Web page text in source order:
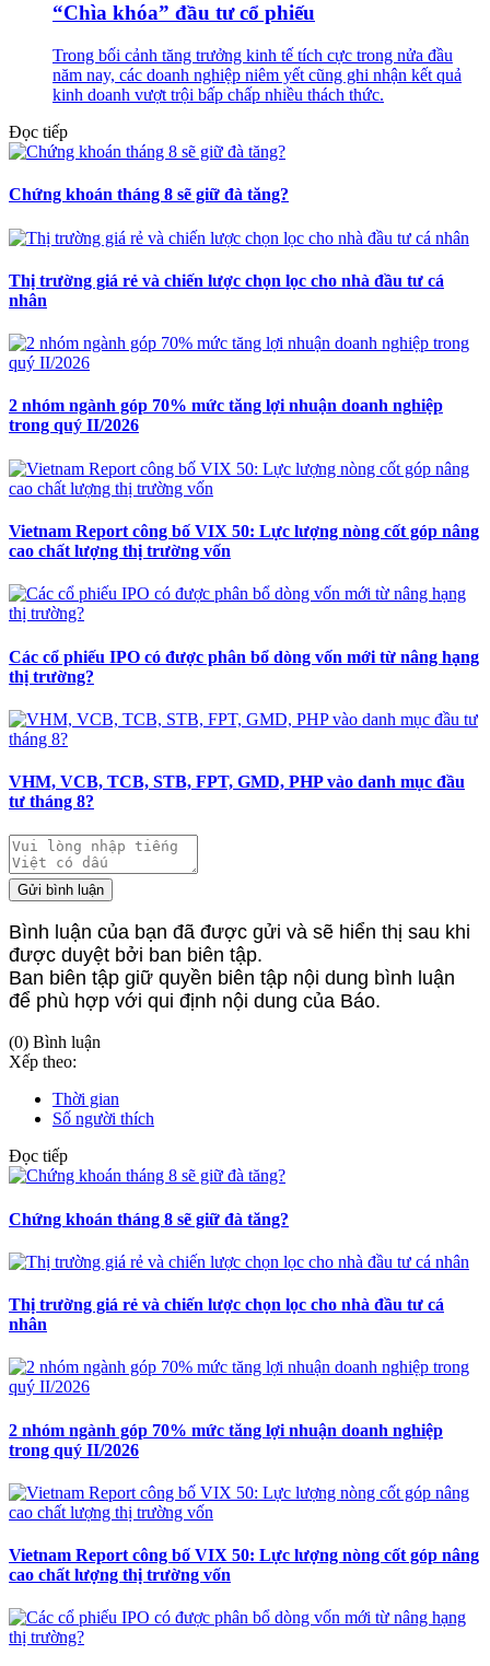
“Chìa khóa” đầu tư cổ phiếu
Trong bối cảnh tăng trưởng kinh tế tích cực trong nửa đầu
năm nay, các doanh nghiệp niêm yết cũng ghi nhận kết quả
kinh doanh vượt trội bấp chấp nhiều thách thức.
Đọc tiếp
Chứng khoán tháng 8 sẽ giữ đà tăng?
Thị trường giá rẻ và chiến lược chọn lọc cho nhà đầu tư cá
nhân
2 nhóm ngành góp 70% mức tăng lợi nhuận doanh nghiệp
trong quý II/2026
Vietnam Report công bố VIX 50: Lực lượng nòng cốt góp nâng
cao chất lượng thị trường vốn
Các cổ phiếu IPO có được phân bổ dòng vốn mới từ nâng hạng
thị trường?
VHM, VCB, TCB, STB, FPT, GMD, PHP vào danh mục đầu
tư tháng 8?
Gửi bình luận
Bình luận của bạn đã được gửi và sẽ hiển thị sau khi
được duyệt bởi ban biên tập.
Ban biên tập giữ quyền biên tập nội dung bình luận
để phù hợp với qui định nội dung của Báo.
(0) Bình luận
Xếp theo:
Thời gian
Số người thích
Đọc tiếp
Chứng khoán tháng 8 sẽ giữ đà tăng?
Thị trường giá rẻ và chiến lược chọn lọc cho nhà đầu tư cá
nhân
2 nhóm ngành góp 70% mức tăng lợi nhuận doanh nghiệp
trong quý II/2026
Vietnam Report công bố VIX 50: Lực lượng nòng cốt góp nâng
cao chất lượng thị trường vốn